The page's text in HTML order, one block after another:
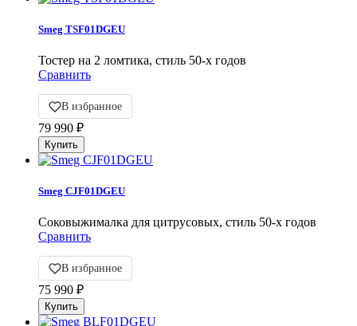
Smeg TSF01DGEU
Тостер на 2 ломтика, стиль 50-х годов
Сравнить
В избранное
79 990 ₽
Smeg CJF01DGEU
Соковыжималка для цитрусовых, стиль 50-х годов
Сравнить
В избранное
75 990 ₽